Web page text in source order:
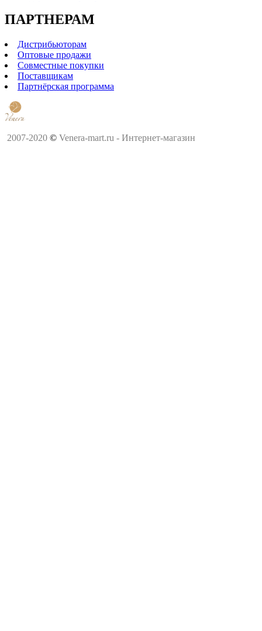
ПАРТНЕРАМ
Дистрибьюторам
Оптовые продажи
Совместные покупки
Поставщикам
Партнёрская программа
2007-2020 © Venera-mart.ru - Интернет-магазин